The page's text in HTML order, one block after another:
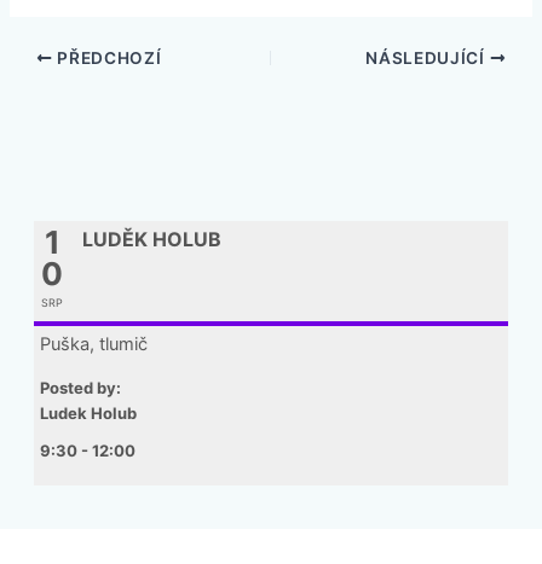
PŘEDCHOZÍ NÁSLEDUJÍCÍ
1
0
SRP
LUDĚK HOLUB
Puška, tlumič
Posted by:
Ludek Holub
9:30 - 12:00